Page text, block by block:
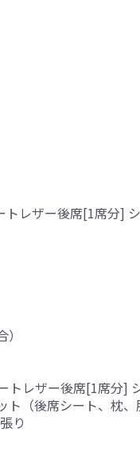
レザー後席[1席分]
レザー後席[1席分]
（後席シート、枕
り